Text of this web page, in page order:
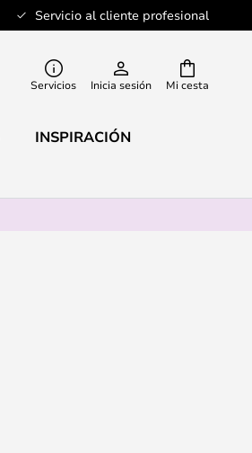
Servicio al cliente profesional
Mi cesta
Servicios Inicia sesión
INSPIRACIÓN